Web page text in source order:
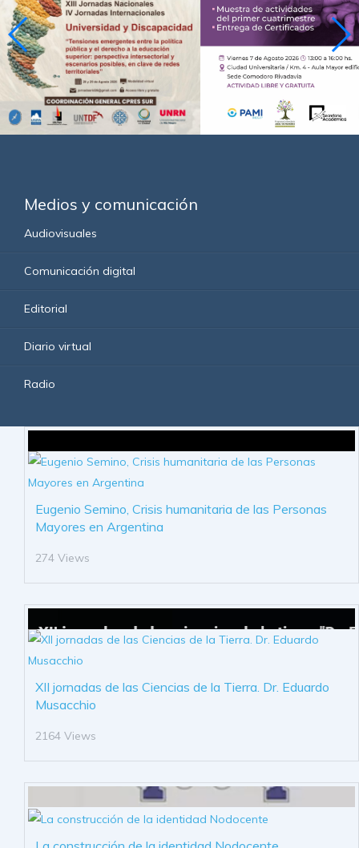
Medios y comunicación
Audiovisuales
Comunicación digital
Editorial
Diario virtual
Radio
Eugenio Semino, Crisis humanitaria de las Personas
Mayores en Argentina
274 Views
XII jornadas de las Ciencias de la Tierra. Dr. Eduardo
Musacchio
2164 Views